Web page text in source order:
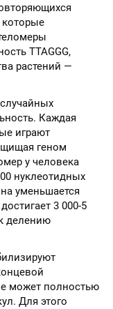
которые
TTAGGG,
растений —
Каждая
играют
геном
у человека
нуклеотидных
уменьшается
3 000-5
делению
может полностью
Для этого